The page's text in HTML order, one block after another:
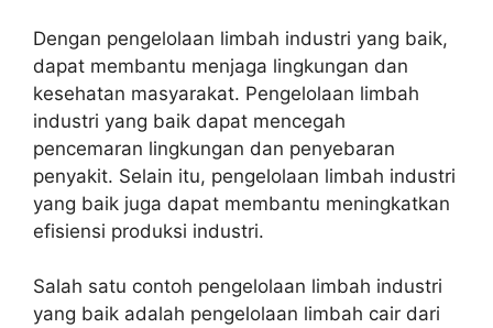
Dengan pengelolaan limbah industri yang baik,
dapat membantu menjaga lingkungan dan
kesehatan masyarakat. Pengelolaan limbah
industri yang baik dapat mencegah
pencemaran lingkungan dan penyebaran
penyakit. Selain itu, pengelolaan limbah industri
yang baik juga dapat membantu meningkatkan
efisiensi produksi industri.
Salah satu contoh pengelolaan limbah industri
yang baik adalah pengelolaan limbah cair dari